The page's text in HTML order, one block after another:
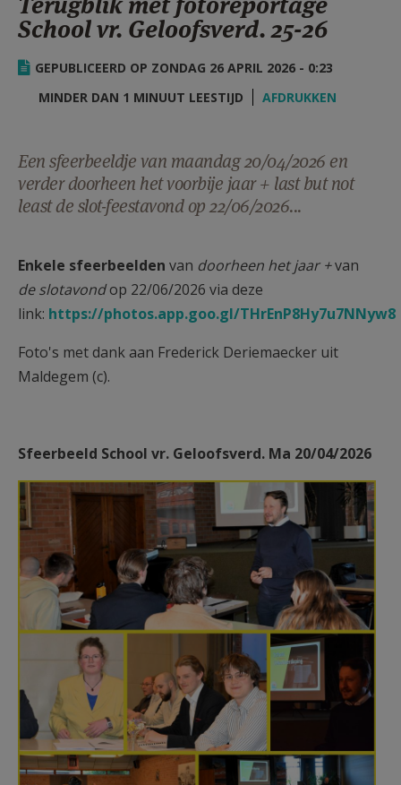
AANMELDEN OF REGISTREREN
School vr. Geloofsverd. 25-26
GEPUBLICEERD OP ZONDAG 26 APRIL 2026 - 0:23
MINDER DAN 1 MINUUT LEESTIJD
AFDRUKKEN
Een sfeerbeeldje van maandag 20/04/2026 en
verder doorheen het voorbije jaar + last but not
least de slot-feestavond op 22/06/2026...
Enkele sfeerbeelden van doorheen het jaar +van
de slotavondop 22/06/2026 via deze
link: https://photos.app.goo.gl/THrEnP8Hy7u7NNyw8
Foto's met dank aan Frederick Deriemaecker uit
Maldegem (c).
Sfeerbeeld School vr. Geloofsverd. Ma 20/04/2026
1000026143.jpg